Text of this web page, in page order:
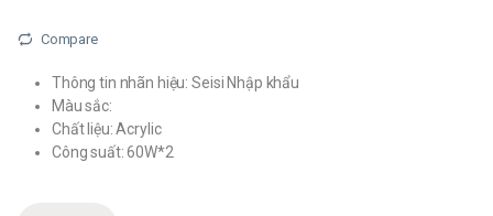
Compare
Thông tin nhãn hiệu: Seisi Nhập khẩu
Màu sắc:
Chất liệu: Acrylic
Công suất: 60W*2